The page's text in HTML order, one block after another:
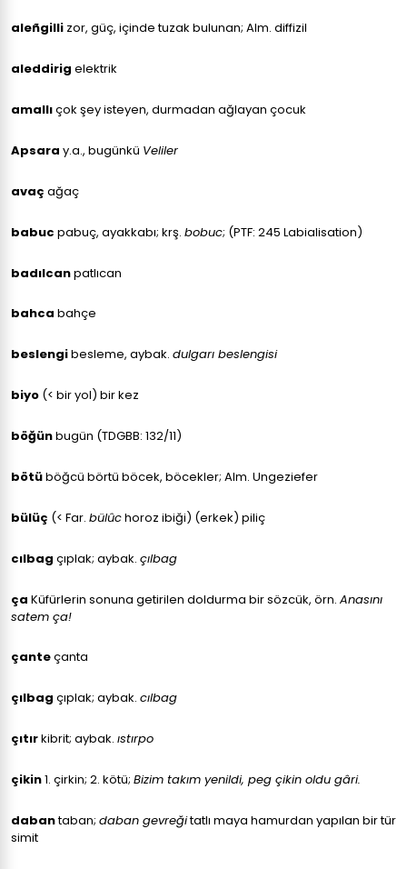
aleñgilli zor, güç, içinde tuzak bulunan; Alm. diffizil
aleddirig elektrik
amallıçok şey isteyen, durmadan ağlayan çocuk
Apsara y.a., bugünkü Veliler
avaç ağaç
babuc pabuç, ayakkabı; krş. bobuc; (PTF: 245 Labialisation)
badılcanpatlıcan
bahca bahçe
beslengibesleme, aybak. dulgarı beslengisi
biyo (< bir yol) bir kez
böğünbugün (TDGBB: 132/11)
bötüböğcü börtü böcek, böcekler; Alm. Ungeziefer
bülüç (< Far. bülûchoroz ibiği) (erkek) piliç
cılbag çıplak; aybak. çılbag
ça Küfürlerin sonuna getirilen doldurma bir sözcük, örn. Anasını
satem ça!
çanteçanta
çılbag çıplak; aybak. cılbag
çıtırkibrit; aybak. ıstırpo
çikin1. çirkin; 2. kötü; Bizim takım yenildi, peg çikin oldu gâri.
dabantaban; daban gevreğitatlı maya hamurdan yapılan bir tür
simit